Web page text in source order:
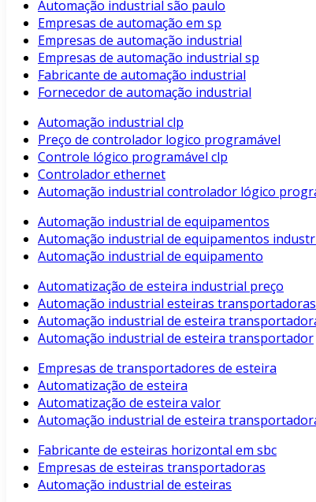
Automação industrial são paulo
Empresas de automação em sp
Empresas de automação industrial
Empresas de automação industrial sp
Fabricante de automação industrial
Fornecedor de automação industrial
Automação industrial clp
Preço de controlador logico programável
Controle lógico programável clp
Controlador ethernet
Automação industrial controlador lógico
Automação industrial de equipamentos
Automação industrial de equipamentos
Automação industrial de equipamento
Automatização de esteira industrial preço
Automação industrial esteiras transportadoras
Automação industrial de esteira
Automação industrial de esteira transportador
Empresas de transportadores de esteira
Automatização de esteira
Automatização de esteira valor
Automação industrial de esteira
Fabricante de esteiras horizontal em sbc
Empresas de esteiras transportadoras
Automação industrial de esteiras